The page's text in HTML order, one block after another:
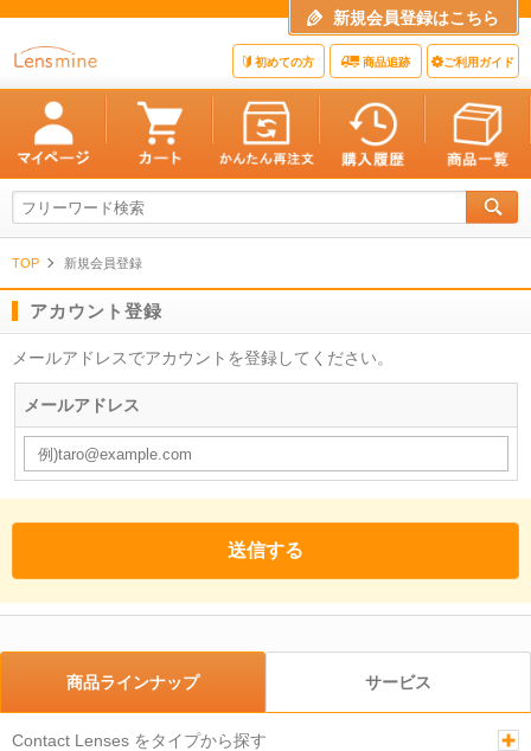
新規会員登録はこちら
初めての方 商品追跡 ご利用ガイド
TOP 新規会員登録
アカウント登録
メールアドレスでアカウントを登録してください。
メールアドレス
商品ラインナップ
Contact Lenses をタイプから探す
サービス